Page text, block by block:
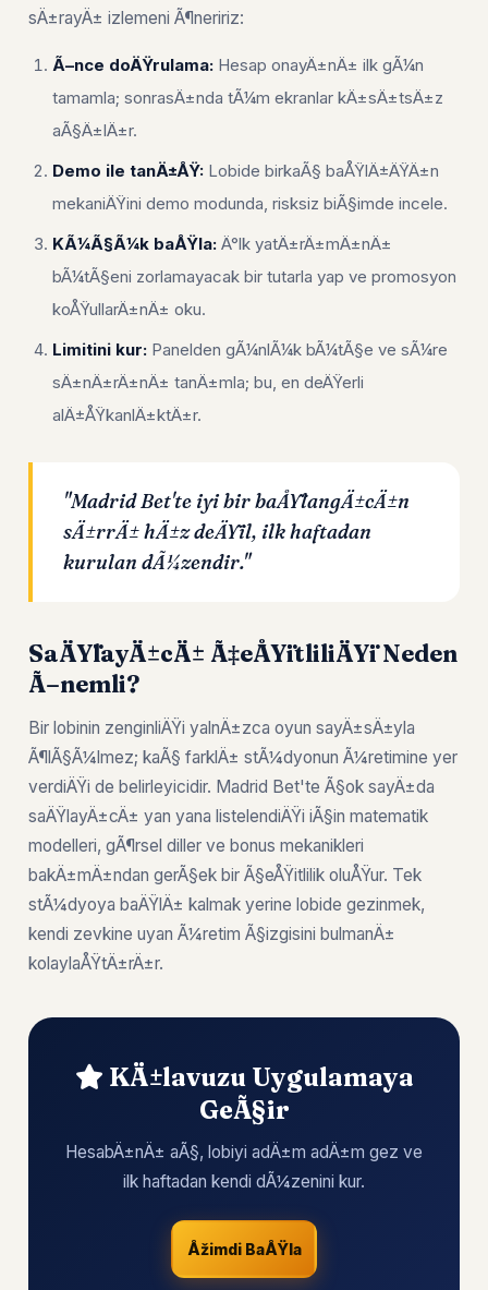
sÄ±rayÄ± izlemeni Ã¶neririz:
Ã–nce doÄŸrulama: Hesap onayÄ±nÄ± ilk gÃ¼n
tamamla; sonrasÄ±nda tÃ¼m ekranlar kÄ±sÄ±tsÄ±z
aÃ§Ä±lÄ±r.
Demo ile tanÄ±ÅŸ: Lobide birkaÃ§ baÅŸlÄ±ÄŸÄ±n
mekaniÄŸini demo modunda, risksiz biÃ§imde incele.
KÃ¼Ã§Ã¼k baÅŸla: Ä°lk yatÄ±rÄ±mÄ±nÄ±
bÃ¼tÃ§eni zorlamayacak bir tutarla yap ve promosyon
koÅŸullarÄ±nÄ± oku.
Limitini kur: Panelden gÃ¼nlÃ¼k bÃ¼tÃ§e ve sÃ¼re
sÄ±nÄ±rÄ±nÄ± tanÄ±mla; bu, en deÄŸerli
alÄ±ÅŸkanlÄ±ktÄ±r.
"Madrid Bet'te iyi bir baÅŸlangÄ±cÄ±n
sÄ±rrÄ± hÄ±z deÄŸil, ilk haftadan
kurulan dÃ¼zendir."
SaÄŸlayÄ±cÄ± Ã‡eÅŸitliliÄŸi Neden
Ã–nemli?
Bir lobinin zenginliÄŸi yalnÄ±zca oyun sayÄ±sÄ±yla
Ã¶lÃ§Ã¼lmez; kaÃ§ farklÄ± stÃ¼dyonun Ã¼retimine yer
verdiÄŸi de belirleyicidir. Madrid Bet'te Ã§ok sayÄ±da
saÄŸlayÄ±cÄ± yan yana listelendiÄŸi iÃ§in matematik
modelleri, gÃ¶rsel diller ve bonus mekanikleri
bakÄ±mÄ±ndan gerÃ§ek bir Ã§eÅŸitlilik oluÅŸur. Tek
stÃ¼dyoya baÄŸlÄ± kalmak yerine lobide gezinmek,
kendi zevkine uyan Ã¼retim Ã§izgisini bulmanÄ±
kolaylaÅŸtÄ±rÄ±r.
KÄ±lavuzu Uygulamaya
GeÃ§ir
HesabÄ±nÄ± aÃ§, lobiyi adÄ±m adÄ±m gez ve
ilk haftadan kendi dÃ¼zenini kur.
Åžimdi BaÅŸla